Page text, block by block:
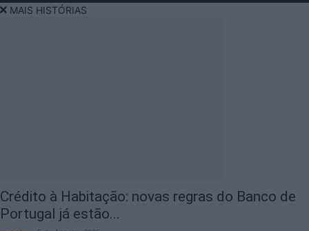
MAIS HISTÓRIAS
Crédito à Habitação: novas regras do Banco de
Portugal já estão...